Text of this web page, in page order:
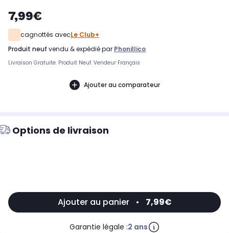
7,99€
cagnottés avecLe Club+
produit neuf vendu & expédié par Phonillico
Livraison Gratuite. Produit Neuf. Vendeur Français
Ajouter au comparateur
Options de livraison
Ajouter au panier • 7,99€
Garantie légale :2 ans